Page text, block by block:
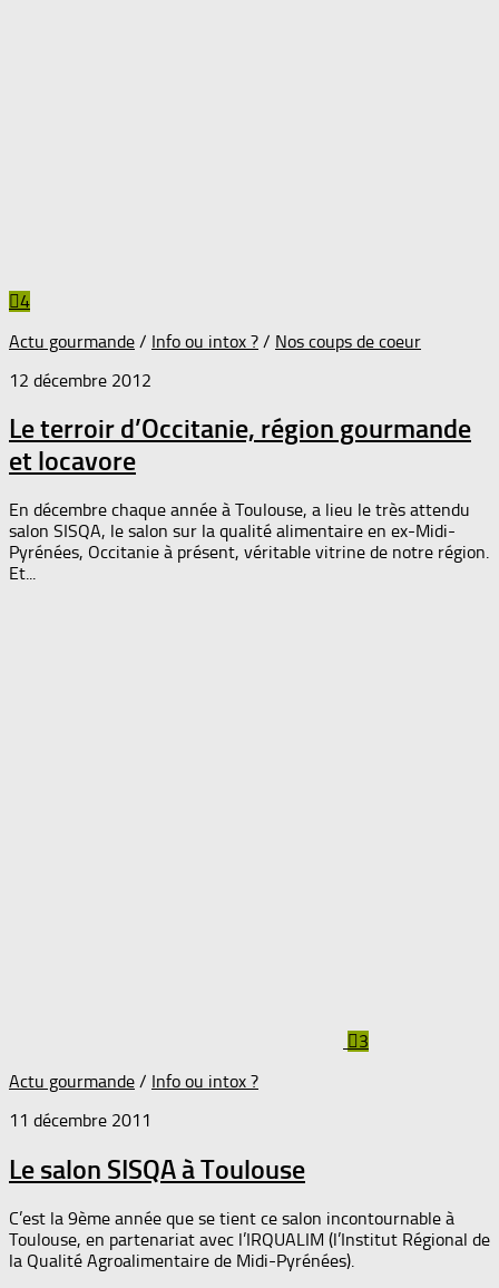
4
Actu gourmande / Info ou intox ? / Nos coups de coeur
12 décembre 2012
Le terroir d’Occitanie, région gourmande
et locavore
En décembre chaque année à Toulouse, a lieu le très attendu
salon SISQA, le salon sur la qualité alimentaire en ex-Midi-
Pyrénées, Occitanie à présent, véritable vitrine de notre région.
Et...
3
Actu gourmande / Info ou intox ?
11 décembre 2011
Le salon SISQA à Toulouse
C’est la 9ème année que se tient ce salon incontournable à
Toulouse, en partenariat avec l’IRQUALIM (l’Institut Régional de
la Qualité Agroalimentaire de Midi-Pyrénées).